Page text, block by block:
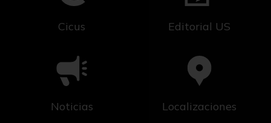
Cicus Editorial US
Noticias Localizaciones